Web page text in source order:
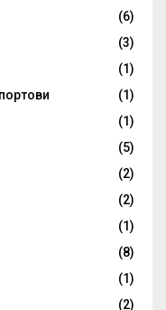
(6)
(3)
(1)
(1)
(1)
(5)
(2)
(2)
(1)
(8)
(1)
(2)